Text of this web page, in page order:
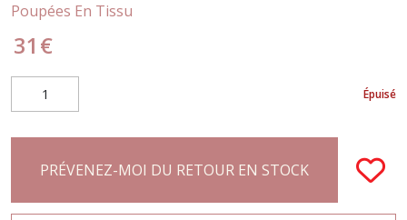
Poupées En Tissu
31 €
Épuisé
PRÉVENEZ-MOI DU RETOUR EN STOCK